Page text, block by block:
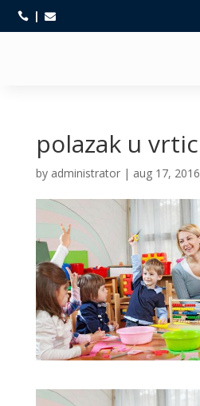
 
polazak u vrtic
by administrator| aug 17, 2016